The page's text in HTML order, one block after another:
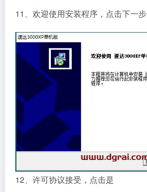
11、欢迎使用安装程序，点击下一步
12、许可协议接受，点击是